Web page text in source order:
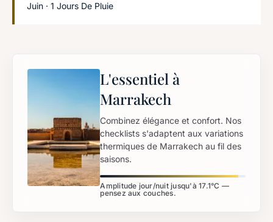
Juin · 1 Jours De Pluie
L'essentiel à
Marrakech
Combinez élégance et confort. Nos
checklists s'adaptent aux variations
thermiques de Marrakech au fil des
saisons.
Amplitude jour/nuit jusqu'à 17.1°C —
pensez aux couches.